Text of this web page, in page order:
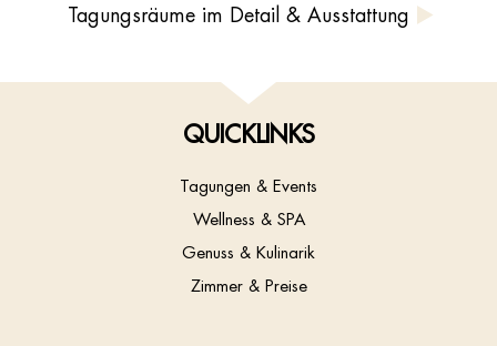
Tagungsräume im Detail & Ausstattung
QUICKLINKS
Tagungen & Events
Wellness & SPA
Genuss & Kulinarik
Zimmer & Preise